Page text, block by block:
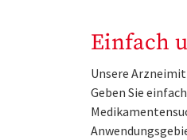
Einfach
Unsere
Geben Sie